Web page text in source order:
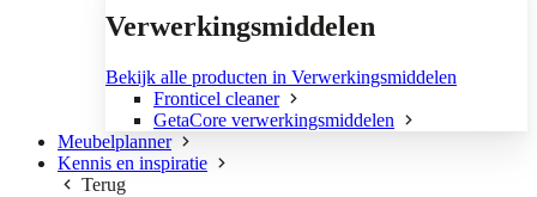
Verwerkingsmiddelen
Bekijk alle producten in Verwerkingsmiddelen
Fronticel cleaner
GetaCore verwerkingsmiddelen
Meubelplanner
Kennis en inspiratie
Terug